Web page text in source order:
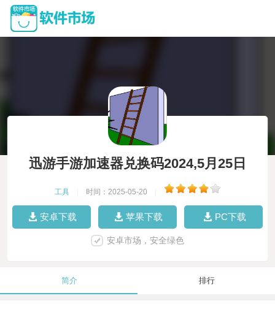
迅游手游加速器兑换码2024,5月25日
工具 时间：2025-05-20
安卓下载 苹果下载 PC下载
安卓市场，安全绿色
简介 排行